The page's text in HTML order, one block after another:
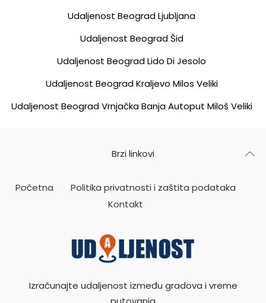
Udaljenost Beograd Ljubljana
Udaljenost Beograd Šid
Udaljenost Beograd Lido Di Jesolo
Udaljenost Beograd Kraljevo Milos Veliki
Udaljenost Beograd Vrnjačka Banja Autoput Miloš Veliki
Brzi linkovi
Početna
Politika privatnosti i zaštita podataka
Kontakt
Izračunajte udaljenost između gradova i vreme